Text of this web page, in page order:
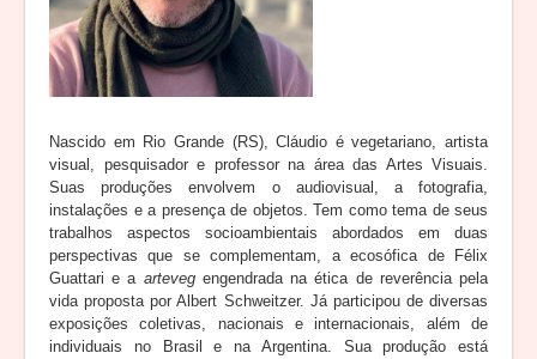
Nascido em Rio Grande (RS), Cláudio é vegetariano, artista
visual, pesquisador e professor na área das Artes Visuais.
Suas produções envolvem o audiovisual, a fotografia,
instalações e a presença de objetos. Tem como tema de seus
trabalhos aspectos socioambientais abordados em duas
perspectivas que se complementam, a ecosófica de Félix
Guattari e a artevegengendrada na ética de reverência pela
vida proposta por Albert Schweitzer. Já participou de diversas
exposições coletivas, nacionais e internacionais, além de
individuais no Brasil e na Argentina. Sua produção está